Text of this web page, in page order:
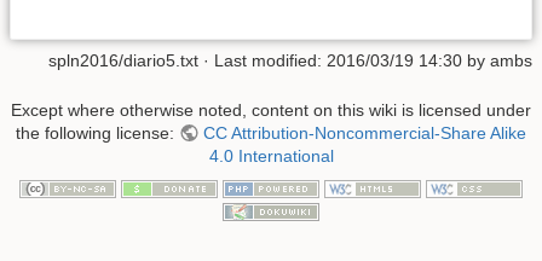
spln2016/diario5.txt · Last modified: 2016/03/19 14:30 by ambs
Except where otherwise noted, content on this wiki is licensed under
the following license:
CC Attribution-Noncommercial-Share Alike
4.0 International